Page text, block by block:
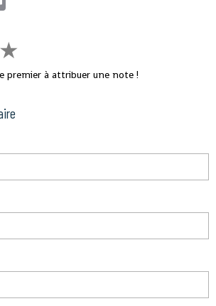
★
premier à attribuer une note !